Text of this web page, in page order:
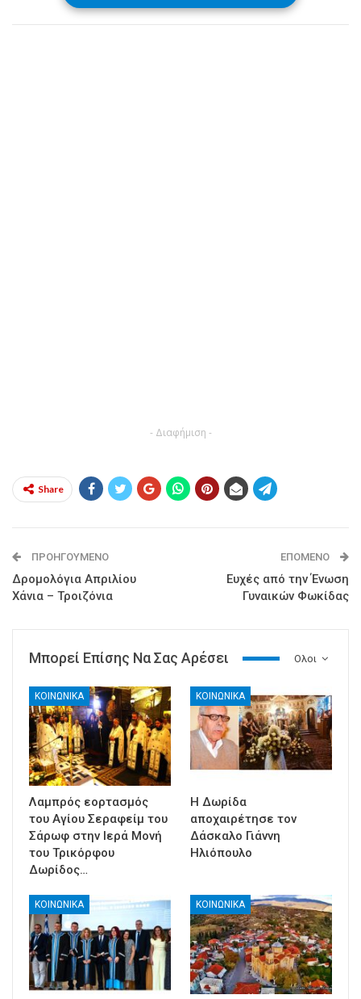
- Διαφήμιση -
Share
ΠΡΟΗΓΟΎΜΕΝΟ
Δρομολόγια Απριλίου
Χάνια – Τροιζόνια
ΕΠΌΜΕΝΟ
Ευχές από την Ένωση
Γυναικών Φωκίδας
Ολοι
Μπορεί Επίσης Να Σας Αρέσει
ΚΟΙΝΩΝΙΚΑ
Λαμπρός εορτασμός
του Αγίου Σεραφείμ του
Σάρωφ στην Ιερά Μονή
του Τρικόρφου
Δωρίδος…
ΚΟΙΝΩΝΙΚΑ
Η Δωρίδα
αποχαιρέτησε τον
Δάσκαλο Γιάννη
Ηλιόπουλο
ΚΟΙΝΩΝΙΚΑ ΚΟΙΝΩΝΙΚΑ